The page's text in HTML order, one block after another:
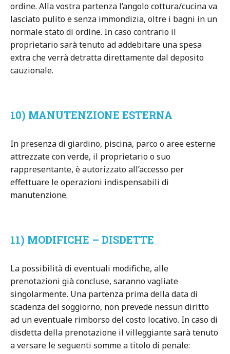
ordine. Alla vostra partenza l’angolo cottura/cucina va
lasciato pulito e senza immondizia, oltre i bagni in un
normale stato di ordine. In caso contrario il
proprietario sarà tenuto ad addebitare una spesa
extra che verrà detratta direttamente dal deposito
cauzionale.
10) MANUTENZIONE ESTERNA
In presenza di giardino, piscina, parco o aree esterne
attrezzate con verde, il proprietario o suo
rappresentante, è autorizzato all’accesso per
effettuare le operazioni indispensabili di
manutenzione.
11) MODIFICHE – DISDETTE
La possibilità di eventuali modifiche, alle
prenotazioni già concluse, saranno vagliate
singolarmente. Una partenza prima della data di
scadenza del soggiorno, non prevede nessun diritto
ad un eventuale rimborso del costo locativo. In caso di
disdetta della prenotazione il villeggiante sarà tenuto
a versare le seguenti somme a titolo di penale: